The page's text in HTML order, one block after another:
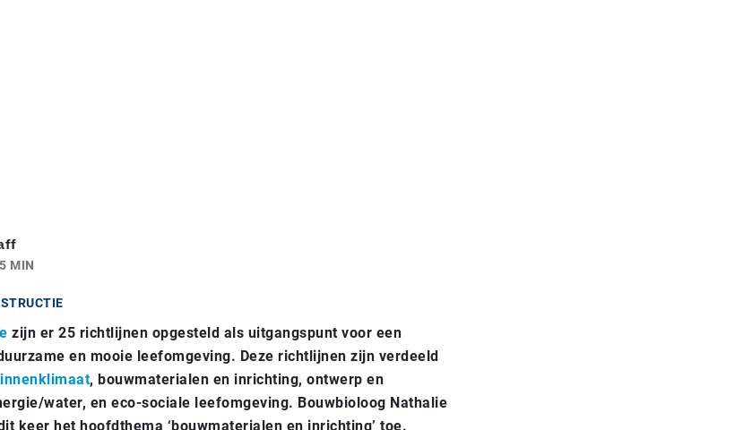
5 MIN
zijn er 25 richtlijnen opgesteld als uitgangspunt voor een
en mooie leefomgeving. Deze richtlijnen zijn verdeeld
, bouwmaterialen en inrichting, ontwerp en
water, en eco-sociale leefomgeving. Bouwbioloog Nathalie
keer het hoofdthema ‘bouwmaterialen en inrichting’ toe.